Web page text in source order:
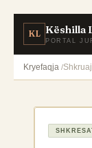
KL Këshilla
PORTAL
Kryefaqja